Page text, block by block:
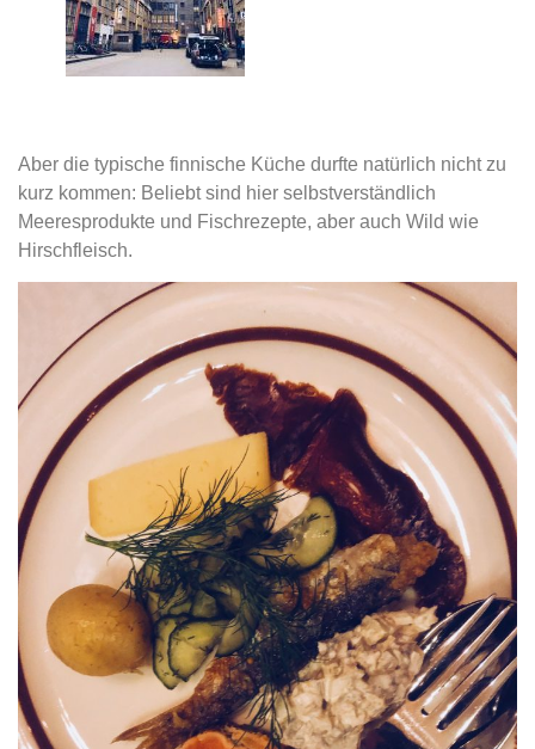
Aber die typische finnische Küche durfte natürlich nicht zu
kurz kommen: Beliebt sind hier selbstverständlich
Meeresprodukte und Fischrezepte, aber auch Wild wie
Hirschfleisch.